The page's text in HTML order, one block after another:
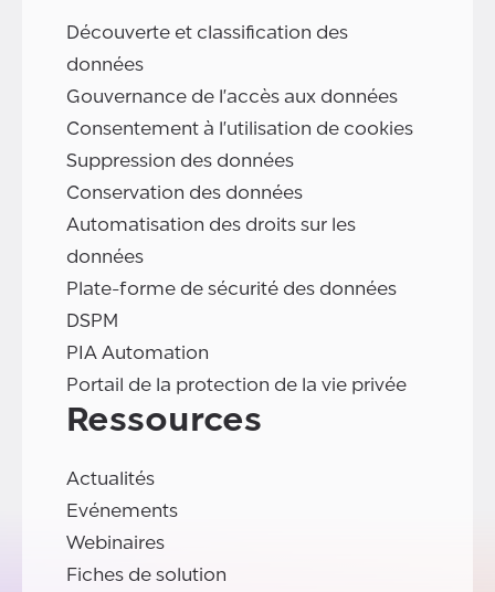
Découverte et classification des
données
Gouvernance de l'accès aux données
Consentement à l'utilisation de cookies
Suppression des données
Conservation des données
Automatisation des droits sur les
données
Plate-forme de sécurité des données
DSPM
PIA Automation
Portail de la protection de la vie privée
Ressources
Actualités
Evénements
Webinaires
Fiches de solution